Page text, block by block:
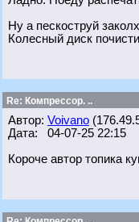
Ну а пескоструй
Колесный диск
Re: Компрессор. ..
Автор: Voivano
Дата: 04-07-25 22:15
Короче автор топика